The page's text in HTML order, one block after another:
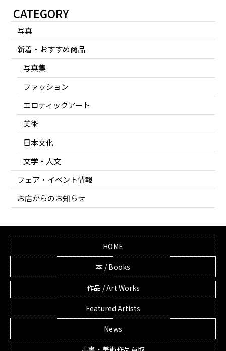
CATEGORY
写真
新着・おすすめ商品
写真集
ファッション
エロティックアート
美術
日本文化
文学・人文
フェア・イベント情報
お店からのお知らせ
HOME
本 / Books
作品 / Art Works
Featured Artists
News